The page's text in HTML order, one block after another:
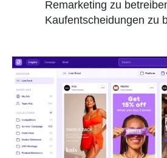
Remarketing zu
Kaufentscheidungen zu